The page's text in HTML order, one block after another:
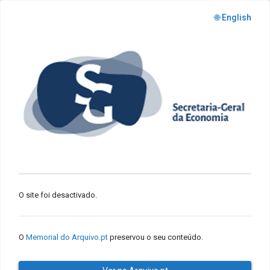
🌐 English
O site foi desactivado.
O Memorial do Arquivo.pt preservou o seu conteúdo.